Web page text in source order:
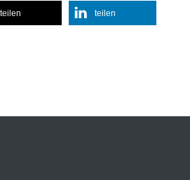
Sportlich, aber stylisch:
So kombinieren Sie
Effiziente
teilen teilen